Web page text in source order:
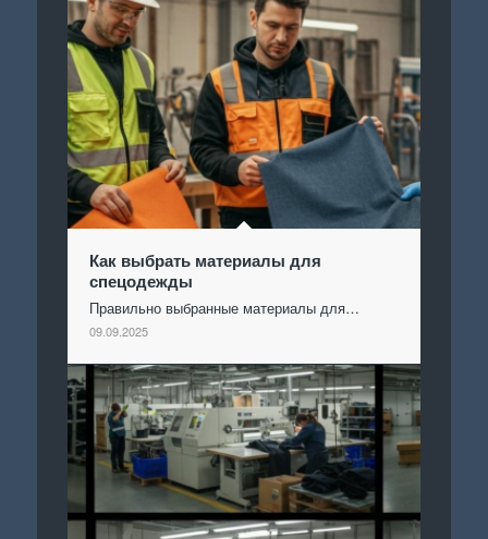
Как выбрать материалы для
спецодежды
Правильно выбранные материалы для…
09.09.2025